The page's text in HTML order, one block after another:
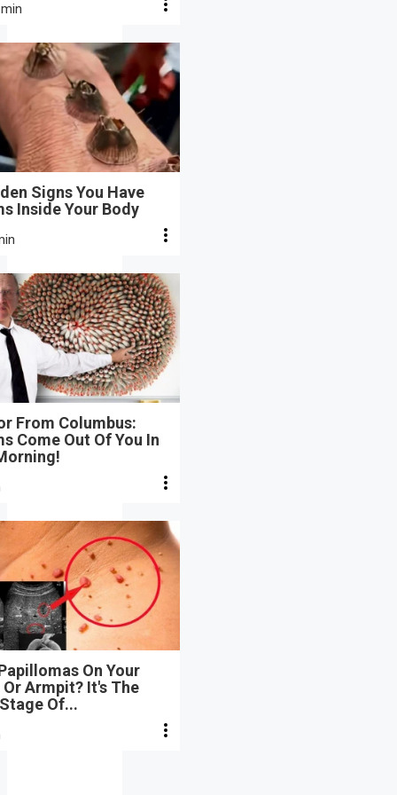
Signs You Have
Inside Your Body
From Columbus:
Come Out Of You In
On Your
Armpit? It's The
Of...